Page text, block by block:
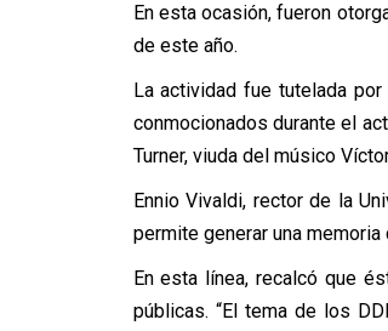
En esta ocasión, fueron
de este año.
La actividad fue tutelada
conmocionados durante el
Turner, viuda del músico
Ennio Vivaldi, rector de la
permite generar una
En esta línea, recalcó que
públicas. “El tema de los